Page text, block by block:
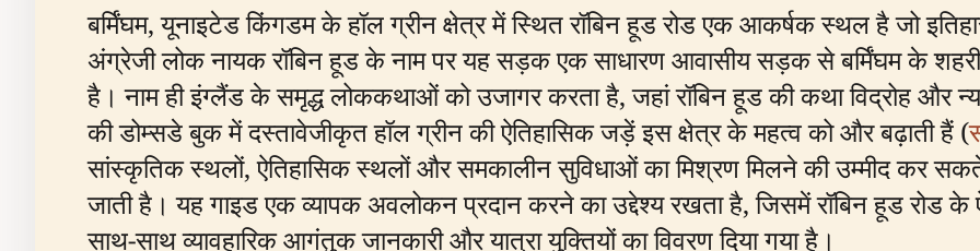
बर्मिंघम, यूनाइटेड किंगडम के हॉल ग्रीन क्षेत्र में स्थित रॉबिन हूड रोड एक आकर्षक स्थल है जो
अंग्रेजी लोक नायक रॉबिन हूड के नाम पर यह सड़क एक साधारण आवासीय सड़क से बर्मिंघम के शहरी
है। नाम ही इंग्लैंड के समृद्ध लोककथाओं को उजागर करता है, जहां रॉबिन हूड की कथा विद्रोह और
की डोम्सडे बुक में दस्तावेजीकृत हॉल ग्रीन की ऐतिहासिक जड़ें इस क्षेत्र के महत्व को और बढ़ाती हैं (
सांस्कृतिक स्थलों, ऐतिहासिक स्थलों और समकालीन सुविधाओं का मिश्रण मिलने की उम्मीद कर
जाती है। यह गाइड एक व्यापक अवलोकन प्रदान करने का उद्देश्य रखता है, जिसमें रॉबिन हूड रोड
साथ-साथ व्यावहारिक आगंतुक जानकारी और यात्रा युक्तियों का विवरण दिया गया है।